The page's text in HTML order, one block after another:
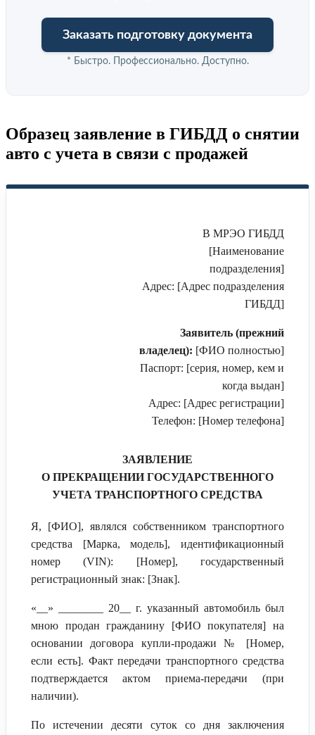
Заказать подготовку документа
* Быстро. Профессионально. Доступно.
Образец заявление в ГИБДД о снятии
авто с учета в связи с продажей
В МРЭО ГИБДД
[Наименование
подразделения]
Адрес: [Адрес подразделения
ГИБДД]
Заявитель (прежний
владелец): [ФИО полностью]
Паспорт: [серия, номер, кем и
когда выдан]
Адрес: [Адрес регистрации]
Телефон: [Номер телефона]
ЗАЯВЛЕНИЕ
О ПРЕКРАЩЕНИИ ГОСУДАРСТВЕННОГО
УЧЕТА ТРАНСПОРТНОГО СРЕДСТВА
Я, [ФИО], являлся собственником транспортного
средства [Марка, модель], идентификационный
номер (VIN): [Номер], государственный
регистрационный знак: [Знак].
«__» ________ 20__ г. указанный автомобиль был
мною продан гражданину [ФИО покупателя] на
основании договора купли-продажи № [Номер,
если есть]. Факт передачи транспортного средства
подтверждается актом приема-передачи (при
наличии).
По истечении десяти суток со дня заключения